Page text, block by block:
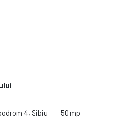
4, Sibiu 50 mp